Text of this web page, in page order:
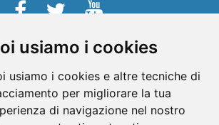
usiamo i cookies
usiamo i cookies e altre tecniche di
per migliorare la tua
di navigazione nel nostro
COOKIES PALINSESTO DIRETTA TV
DIRETTA RADIO
RGM HITRADIO
© TRG Media 2005-2026